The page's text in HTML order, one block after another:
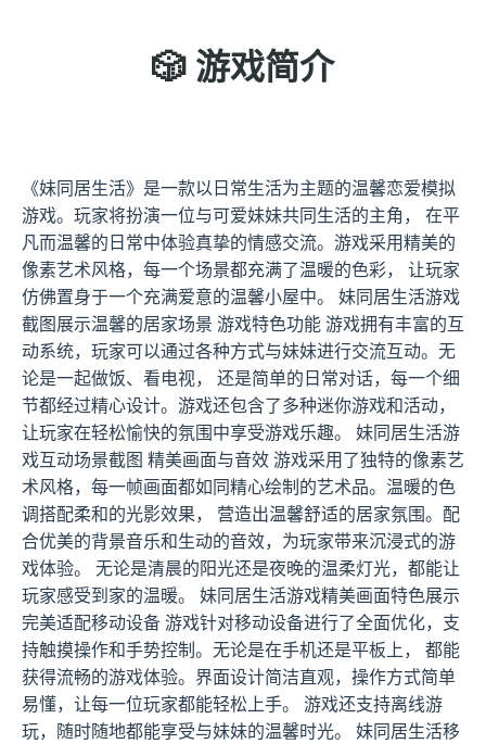
🎲 游戏简介
《妹同居生活》是一款以日常生活为主题的温馨恋爱模拟
游戏。玩家将扮演一位与可爱妹妹共同生活的主角， 在平
凡而温馨的日常中体验真挚的情感交流。游戏采用精美的
像素艺术风格，每一个场景都充满了温暖的色彩， 让玩家
仿佛置身于一个充满爱意的温馨小屋中。 妹同居生活游戏
截图展示温馨的居家场景 游戏特色功能 游戏拥有丰富的互
动系统，玩家可以通过各种方式与妹妹进行交流互动。无
论是一起做饭、看电视， 还是简单的日常对话，每一个细
节都经过精心设计。游戏还包含了多种迷你游戏和活动，
让玩家在轻松愉快的氛围中享受游戏乐趣。 妹同居生活游
戏互动场景截图 精美画面与音效 游戏采用了独特的像素艺
术风格，每一帧画面都如同精心绘制的艺术品。温暖的色
调搭配柔和的光影效果， 营造出温馨舒适的居家氛围。配
合优美的背景音乐和生动的音效，为玩家带来沉浸式的游
戏体验。 无论是清晨的阳光还是夜晚的温柔灯光，都能让
玩家感受到家的温暖。 妹同居生活游戏精美画面特色展示
完美适配移动设备 游戏针对移动设备进行了全面优化，支
持触摸操作和手势控制。无论是在手机还是平板上， 都能
获得流畅的游戏体验。界面设计简洁直观，操作方式简单
易懂，让每一位玩家都能轻松上手。 游戏还支持离线游
玩，随时随地都能享受与妹妹的温馨时光。 妹同居生活移